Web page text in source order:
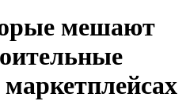
мешают